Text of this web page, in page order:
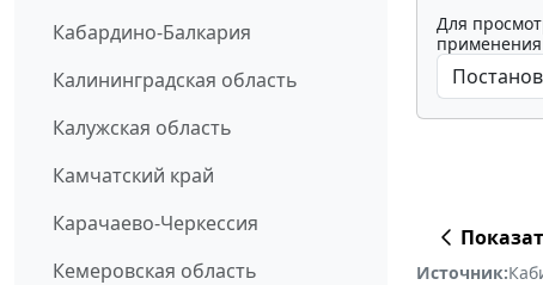
Кабардино-Балкария
Калининградская область
Калужская область
Камчатский край
Карачаево-Черкессия
Кемеровская область
Для
применения
Источник: